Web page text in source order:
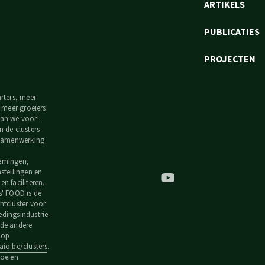
ARTIKELS
PUBLICATIES
PROJECTEN
meer
groeiers:
we voor!
de clusters
en
faciliteren.
FOOD is de
voor
andere
clusters.